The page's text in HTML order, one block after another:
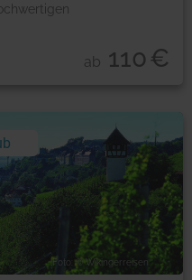
ab 110 €
Foto: © Wikingerreisen